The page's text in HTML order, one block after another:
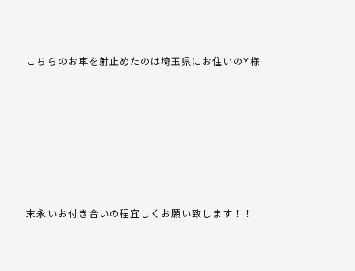
こちらのお車を射止めたのは埼玉県にお住いのY様
末永いお付き合いの程宜しくお願い致します！！